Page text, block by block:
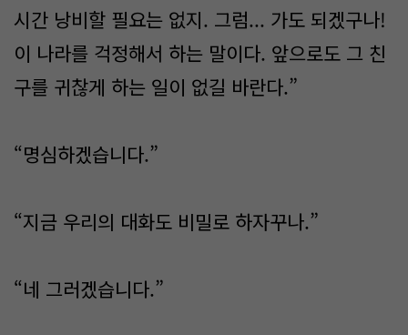
시간 낭비할 필요는 없지. 그럼... 가도 되겠구나!
이 나라를 걱정해서 하는 말이다. 앞으로도 그 친
구를 귀찮게 하는 일이 없길 바란다.”
“명심하겠습니다.”
“지금 우리의 대화도 비밀로 하자꾸나.”
“네 그러겠습니다.”